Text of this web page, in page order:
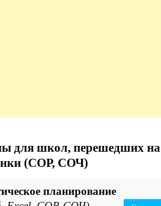
для школ, перешедших на
(СОР, СОЧ)
планирование